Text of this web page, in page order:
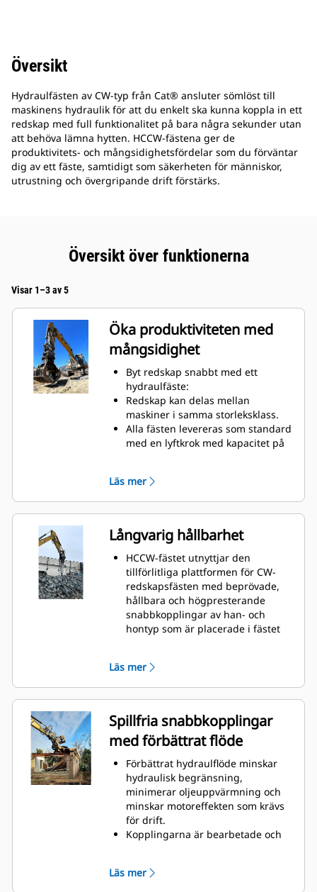
Översikt
Hydraulfästen av CW-typ från Cat® ansluter sömlöst till
maskinens hydraulik för att du enkelt ska kunna koppla in ett
redskap med full funktionalitet på bara några sekunder utan
att behöva lämna hytten. HCCW-fästena ger de
produktivitets- och mångsidighetsfördelar som du förväntar
dig av ett fäste, samtidigt som säkerheten för människor,
utrustning och övergripande drift förstärks.
Översikt över funktionerna
Visar 1–3 av 5
Öka produktiviteten med
mångsidighet
Byt redskap snabbt med ett
hydraulfäste:
Redskap kan delas mellan
maskiner i samma storleksklass.
Alla fästen levereras som standard
med en lyftkrok med kapacitet på
Läs mer
Långvarig hållbarhet
HCCW-fästet utnyttjar den
tillförlitliga plattformen för CW-
redskapsfästen med beprövade,
hållbara och högpresterande
snabbkopplingar av han- och
hontyp som är placerade i fästet
skyddar mot skador, vilket innebär
lägre kostnader för slangar och
reparationer.
Konstruktionen hos locket ger
extra skydd för fästena och
förhindrar att föroreningar
tränger in i det hydrauliska
systemet.
Läs mer
Spillfria snabbkopplingar
med förbättrat flöde
Förbättrat hydraulflöde minskar
hydraulisk begränsning,
minimerar oljeuppvärmning och
minskar motoreffekten som krävs
för drift.
Kopplingarna är bearbetade och
hydromekaniska redskap för att
Läs mer